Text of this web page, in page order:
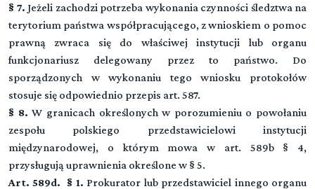
§ 7. Jeżeli zachodzi potrzeba wykonania czynności śledztwa na
terytorium państwa współpracującego, z wnioskiem o pomoc
prawną zwraca się do właściwej instytucji lub organu
funkcjonariusz delegowany przez to państwo. Do
sporządzonych w wykonaniu tego wniosku protokołów
stosuje się odpowiednio przepis art. 587.
§ 8. W granicach określonych w porozumieniu o powołaniu
zespołu polskiego przedstawicielowi instytucji
międzynarodowej, o którym mowa w art. 589b § 4,
przysługują uprawnienia określone w § 5.
Art. 589d. § 1. Prokurator lub przedstawiciel innego organu